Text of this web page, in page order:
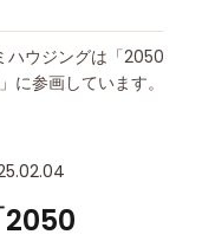
ハウジングは「2050
に参画しています。
2050